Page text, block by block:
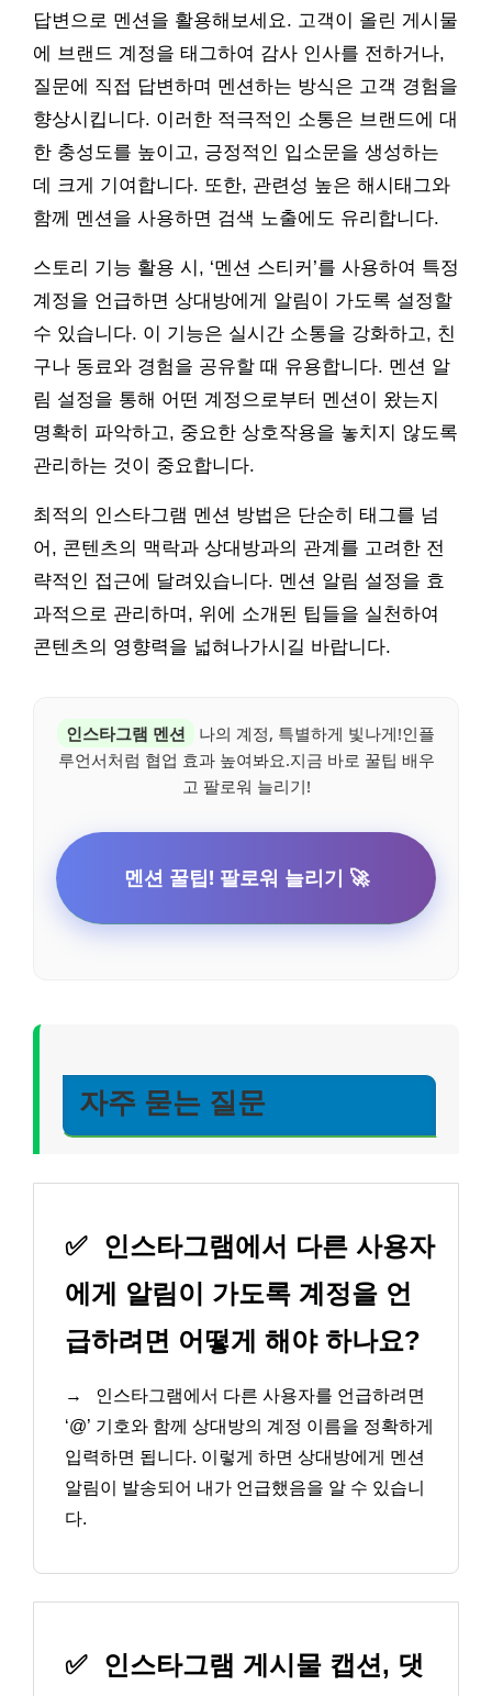
답변으로 멘션을 활용해보세요. 고객이 올린 게시물
에 브랜드 계정을 태그하여 감사 인사를 전하거나,
질문에 직접 답변하며 멘션하는 방식은 고객 경험을
향상시킵니다. 이러한 적극적인 소통은 브랜드에 대
한 충성도를 높이고, 긍정적인 입소문을 생성하는
데 크게 기여합니다. 또한, 관련성 높은 해시태그와
함께 멘션을 사용하면 검색 노출에도 유리합니다.
스토리 기능 활용 시, ‘멘션 스티커’를 사용하여 특정
계정을 언급하면 상대방에게 알림이 가도록 설정할
수 있습니다. 이 기능은 실시간 소통을 강화하고, 친
구나 동료와 경험을 공유할 때 유용합니다. 멘션 알
림 설정을 통해 어떤 계정으로부터 멘션이 왔는지
명확히 파악하고, 중요한 상호작용을 놓치지 않도록
관리하는 것이 중요합니다.
최적의 인스타그램 멘션 방법은 단순히 태그를 넘
어, 콘텐츠의 맥락과 상대방과의 관계를 고려한 전
략적인 접근에 달려있습니다. 멘션 알림 설정을 효
과적으로 관리하며, 위에 소개된 팁들을 실천하여
콘텐츠의 영향력을 넓혀나가시길 바랍니다.
인스타그램 멘션
나의 계정, 특별하게 빛나게!인플
루언서처럼 협업 효과 높여봐요.지금 바로 꿀팁 배우
고 팔로워 늘리기!
멘션 꿀팁! 팔로워 늘리기 🚀
자주 묻는 질문
✅
인스타그램에서 다른 사용자
에게 알림이 가도록 계정을 언
급하려면 어떻게 해야 하나요?
→
인스타그램에서 다른 사용자를 언급하려면
‘@’ 기호와 함께 상대방의 계정 이름을 정확하게
입력하면 됩니다. 이렇게 하면 상대방에게 멘션
알림이 발송되어 내가 언급했음을 알 수 있습니
다.
✅
인스타그램 게시물 캡션, 댓